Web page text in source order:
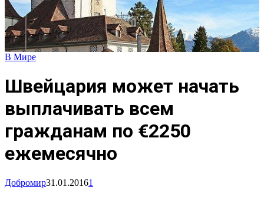
В Мире
Швейцария может начать
выплачивать всем
гражданам по €2250
ежемесячно
Добромир31.01.20161